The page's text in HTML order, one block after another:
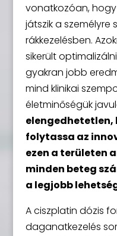
vonatkozóan,
játszik a
rákkezelésben.
sikerült
gyakran jobb
mind klinikai
életminőségük
elengedhetetlen,
folytassa az
ezen a területen
minden beteg
a legjobb
A ciszplatin dózis
daganatkezelés